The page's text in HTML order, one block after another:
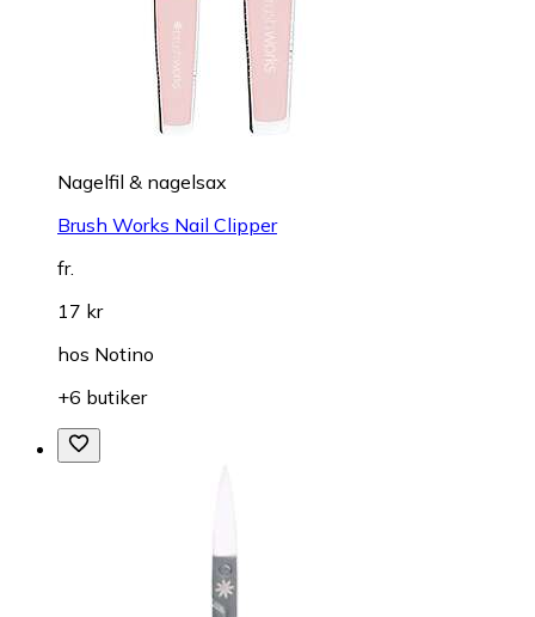
Nagelfil & nagelsax
Brush Works Nail Clipper
fr.
17 kr
hos Notino
+6 butiker